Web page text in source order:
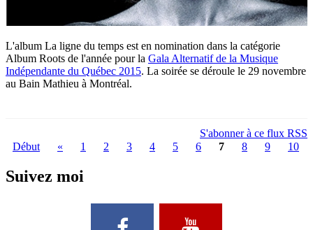
L'album La ligne du temps est en nomination dans la catégorie
Album Roots de l'année pour la Gala Alternatif de la Musique
Indépendante du Québec 2015. La soirée se déroule le 29 novembre
au Bain Mathieu à Montréal.
S'abonner à ce flux RSS
Début
« 1 2 3 4 5 6 7 8 9 10
Suivez moi